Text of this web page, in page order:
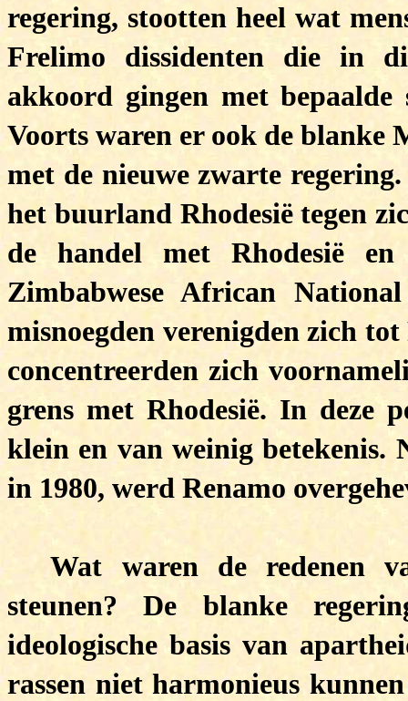
regering, stootten heel wat
Frelimo dissidenten die in
akkoord gingen met
Voorts waren er ook de blanke
met de nieuwe zwarte
het buurland Rhodesië tegen
de handel met Rhodesië
Zimbabwese African
misnoegden verenigden zich
concentreerden zich
grens met Rhodesië. In deze
klein en van weinig betekenis.
in 1980, werd Renamo
Wat waren de redenen
steunen? De blanke
ideologische basis van
rassen niet harmonieus